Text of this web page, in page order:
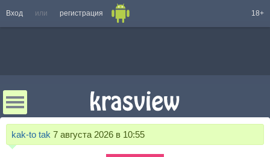
Вход или регистрация 18+
kak-to tak 7 августа 2026 в 10:55